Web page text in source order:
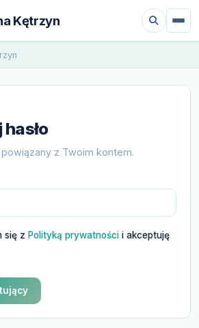
Kętrzyn
z Twoim kontem.
się z Polityką prywatności i akceptuję